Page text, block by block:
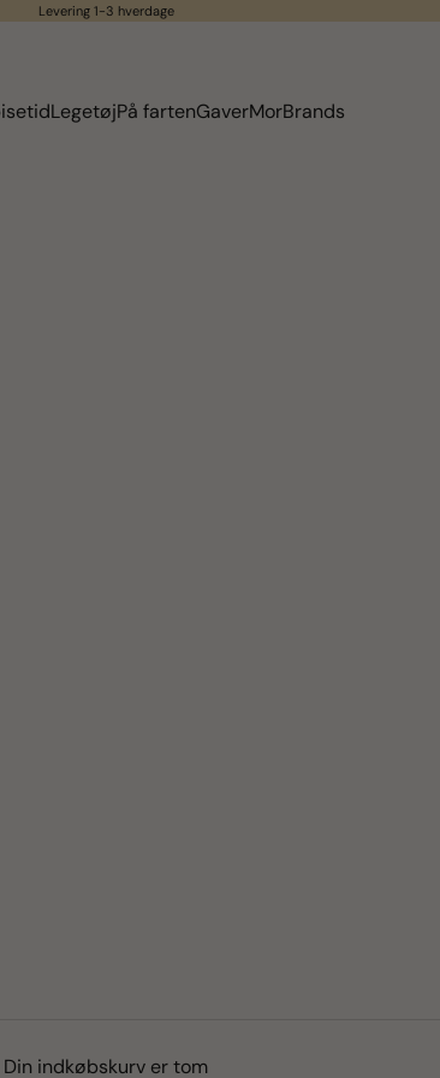
Levering 1-3 hverdage
LegetøjPå fartenGaverMorBrands
Din indkøbskurv er tom